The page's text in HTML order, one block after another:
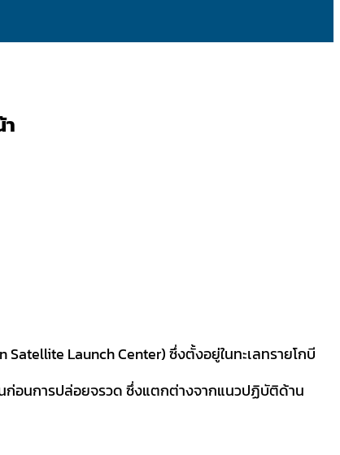
Launch Center) ซึ่งตั้งอยู่ในทะเลทรายโกบี
ก่อนการปล่อยจรวด ซึ่งแตกต่างจากแนวปฏิบัติด้าน